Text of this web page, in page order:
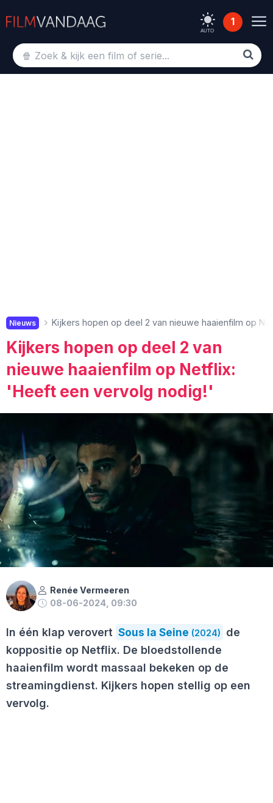
AUTO
1
Nieuws Kijkers hopen op deel 2 van nieuwe haaienfilm op
Kijkers hopen op deel 2 van
nieuwe haaienfilm op Netflix:
'Heeft een vervolg nodig!'
Renée Vermeeren
08-06-2024, 09:30
In één klap verovert Sous la Seine (2024)
de
koppositie op Netflix. De bloedstollende
haaienfilm wordt massaal bekeken op de
streamingdienst. Kijkers hopen stellig op een
vervolg.